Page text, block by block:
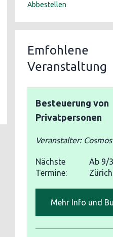
Abbestellen
Emfohlene
Veranstaltung
Besteuerung von
Privatpersonen
Veranstalter: Cosmos
Nächste
Termine:
Ab 9/
Zürich
Mehr Info und